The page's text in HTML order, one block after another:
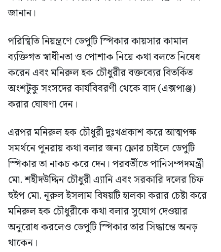
জানান।
পরিস্থিতি নিয়ন্ত্রণে ডেপুটি স্পিকার কায়সার কামাল
ব্যক্তিগত স্বাধীনতা ও পোশাক নিয়ে কথা বলতে নিষেধ
করেন এবং মনিরুল হক চৌধুরীর বক্তব্যের বিতর্কিত
অংশটুকু সংসদের কার্যবিবরণী থেকে বাদ (এক্সপাঞ্জ)
করার ঘোষণা দেন।
এরপর মনিরুল হক চৌধুরী দুঃখপ্রকাশ করে আত্মপক্ষ
সমর্থনে পুনরায় কথা বলার জন্য ফ্লোর চাইলে ডেপুটি
স্পিকার তা নাকচ করে দেন। পরবর্তীতে পানিসম্পদমন্ত্রী
মো. শহীদউদ্দিন চৌধুরী এ্যানি এবং সরকারি দলের চিফ
হুইপ মো. নূরুল ইসলাম বিষয়টি হালকা করার চেষ্টা করে
মনিরুল হক চৌধুরীকে কথা বলার সুযোগ দেওয়ার
অনুরোধ করলেও ডেপুটি স্পিকার তার সিদ্ধান্তে অনড়
থাকেন।